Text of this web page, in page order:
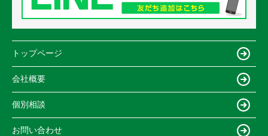
トップページ
会社概要
個別相談
お問い合わせ